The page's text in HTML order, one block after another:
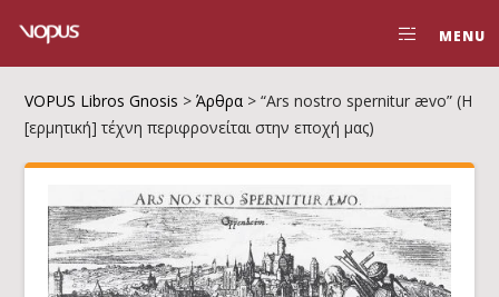
MENU
VOPUS Libros Gnosis >Άρθρα >“Ars nostro spernitur ævo” (Η
[ερμητική] τέχνη περιφρονείται στην εποχή μας)